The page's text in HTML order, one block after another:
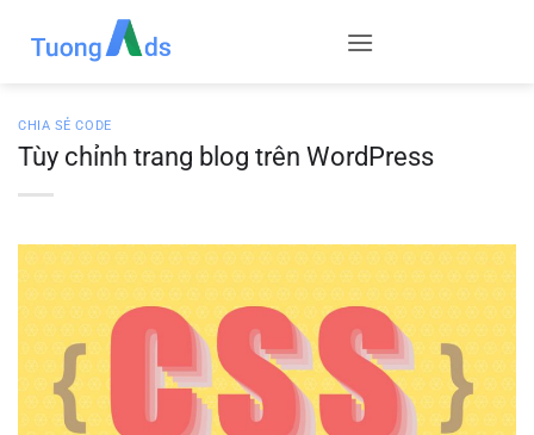
CHIA SẺ CODE
Tùy chỉnh trang blog trên WordPress